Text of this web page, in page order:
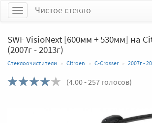
МенюЧистое стекло
SWF VisioNext [600мм + 530мм] на
(2007г - 2013г)
Стеклоочистители Citroen C-Crosser 2007г -
(4.00- 257 голосов)